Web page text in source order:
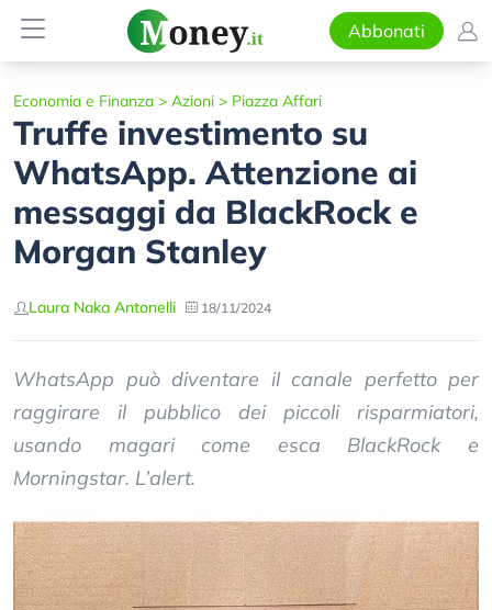
Abbonati
Economia e Finanza > Azioni > Piazza Affari
Truffe investimento su
WhatsApp. Attenzione ai
messaggi da BlackRock e
Morgan Stanley
Laura Naka Antonelli 18/11/2024
WhatsApp può diventare il canale perfetto per
raggirare il pubblico dei piccoli risparmiatori,
usando magari come esca BlackRock e
Morningstar. L’alert.